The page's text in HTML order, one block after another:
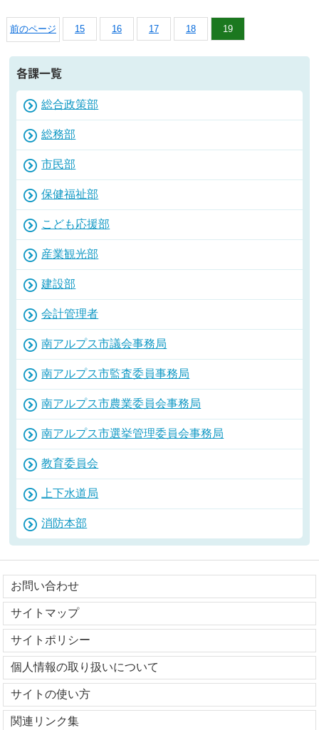
前のページ 15 16 17 18 19
各課一覧
総合政策部
総務部
市民部
保健福祉部
こども応援部
産業観光部
建設部
会計管理者
南アルプス市議会事務局
南アルプス市監査委員事務局
南アルプス市農業委員会事務局
南アルプス市選挙管理委員会事務局
教育委員会
上下水道局
消防本部
お問い合わせ
サイトマップ
サイトポリシー
個人情報の取り扱いについて
サイトの使い方
関連リンク集